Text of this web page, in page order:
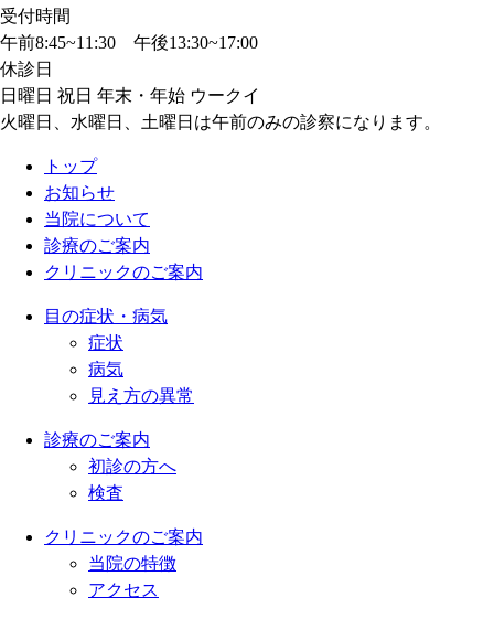
受付時間
午前8:45~11:30 午後13:30~17:00
休診日
日曜日 祝日 年末・年始 ウークイ
火曜日、水曜日、土曜日は午前のみの診察になります。
トップ
お知らせ
当院について
診療のご案内
クリニックのご案内
目の症状・病気
症状
病気
見え方の異常
診療のご案内
初診の方へ
検査
クリニックのご案内
当院の特徴
アクセス